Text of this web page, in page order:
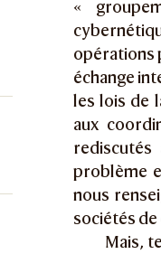
«
opérations
échange
les lois de
aux
problème
nous
sociétés
Mais,